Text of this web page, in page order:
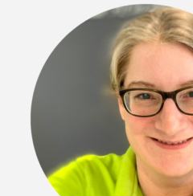
Autorin
Teil
3"